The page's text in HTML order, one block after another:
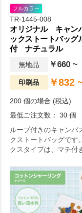
フルカラー
TR-1445-008
オリジナル キャン
ックストートバッグ
付 ナチュラル
無地品 ￥660 ~
印刷品 ￥832
200 個の場合 (税込)
最低ご注文数： 30 個
ループ付きのキャンバ
クストートバッグです
クスタイプは、マチ付
ます。